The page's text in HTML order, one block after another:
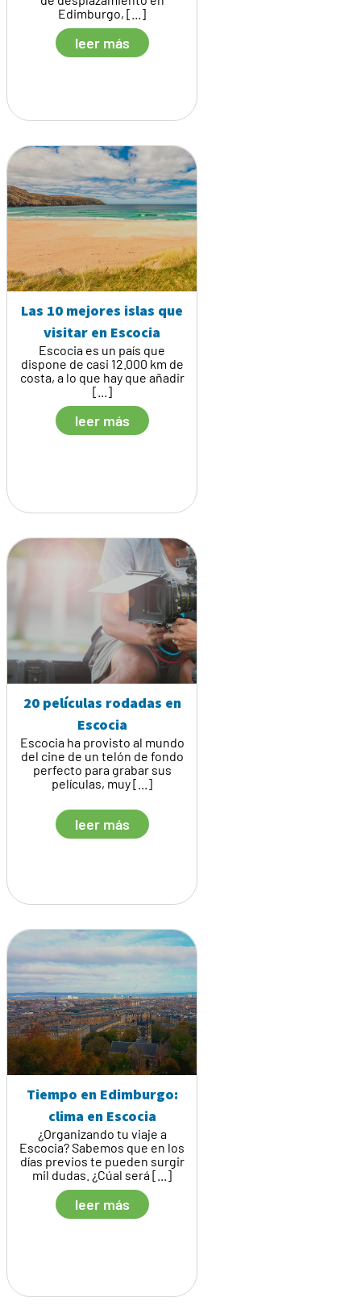
Edimburgo, [...]
leer más
Las 10 mejores islas que
visitar en Escocia
Escocia es un país que
dispone de casi 12.000 km de
costa, a lo que hay que añadir
[...]
leer más
20 películas rodadas en
Escocia
Escocia ha provisto al mundo
del cine de un telón de fondo
perfecto para grabar sus
películas, muy [...]
leer más
Tiempo en Edimburgo:
clima en Escocia
¿Organizando tu viaje a
Escocia? Sabemos que en los
días previos te pueden surgir
mil dudas. ¿Cúal será [...]
leer más